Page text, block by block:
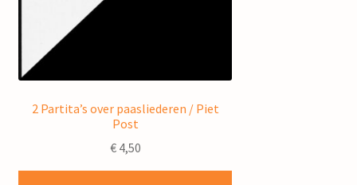
2 Partita’s over paasliederen / Piet
Post
€4,50